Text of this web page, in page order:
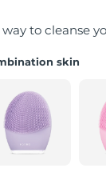
to cleanse
skin